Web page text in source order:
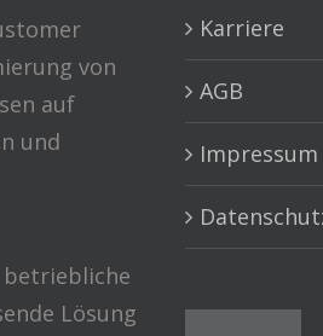
von
auf
und
Lösung
Karriere
AGB
Impressum